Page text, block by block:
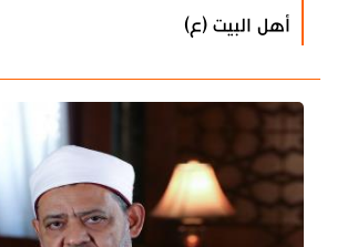
أهل البيت (ع)